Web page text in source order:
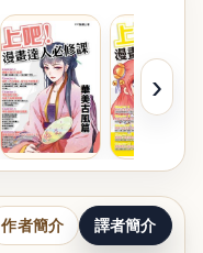
›
作者簡介 譯者簡介